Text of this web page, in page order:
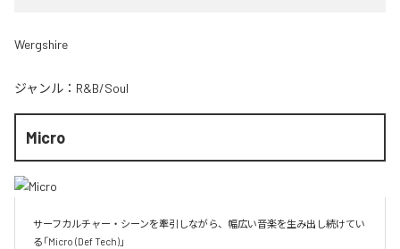
Wergshire
ジャンル： R&B/Soul
Micro
サーフカルチャー・シーンを牽引しながら、幅広い音楽を生み出し続けてい
る「Micro (Def Tech)」